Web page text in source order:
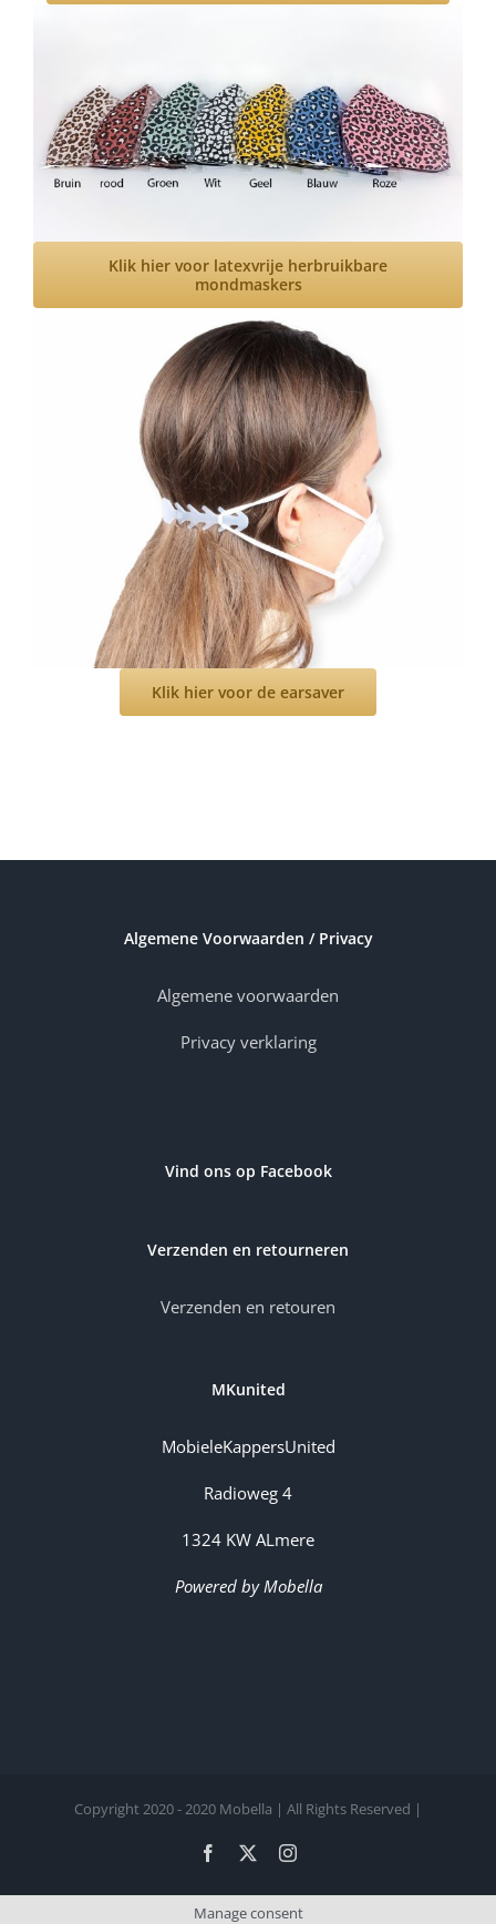
Klik hier voor latexvrije herbruikbare
mondmaskers
Klik hier voor de earsaver
Algemene Voorwaarden / Privacy
Algemene voorwaarden
Privacy verklaring
Vind ons op Facebook
Verzenden en retourneren
Verzenden en retouren
MKunited
MobieleKappersUnited
Radioweg 4
1324 KW ALmere
Powered by Mobella
Copyright 2020 - 2020 Mobella | All Rights Reserved |
Facebook Instagram
Manage consent